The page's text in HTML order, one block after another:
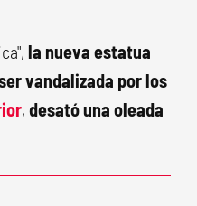
la nueva estatua
vandalizada por los
, desató una oleada